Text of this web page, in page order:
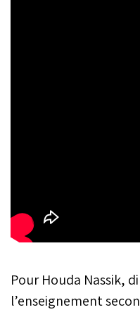
Pour Houda Nassik,
l’enseignement